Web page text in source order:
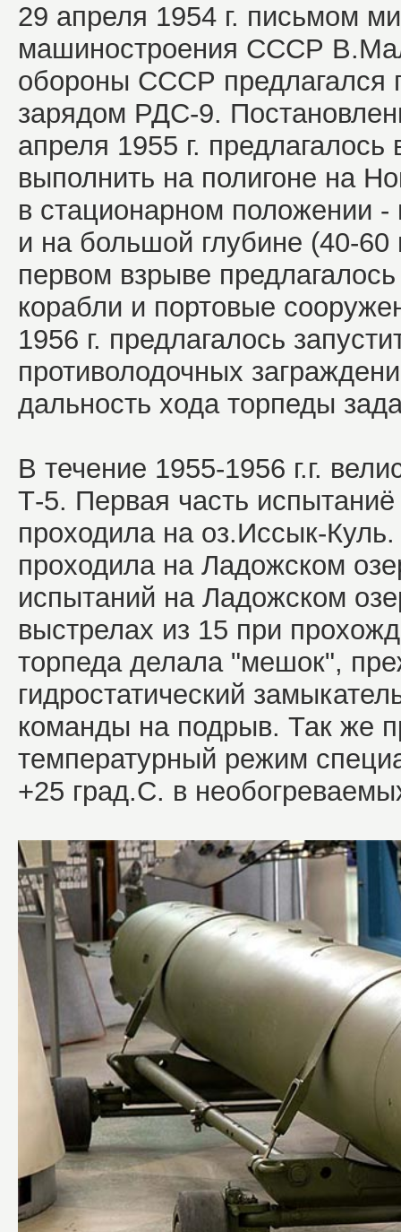
29 апреля 1954 г. письмом
машиностроения СССР
обороны СССР предлагался
зарядом РДС-9.
апреля 1955 г. предлагалось
выполнить на полигоне на
в стационарном положении
и на большой глубине (40-
первом взрыве
корабли и портовые
1956 г. предлагалось
противолодочных
дальность хода торпеды
В течение 1955-1956 г.г.
Т-5. Первая часть
проходила на оз.Иссык-
проходила на Ладожском
испытаний на Ладожском
выстрелах из 15 при
торпеда делала "мешок",
гидростатический
команды на подрыв. Так же
температурный режим
+25 град.С. в